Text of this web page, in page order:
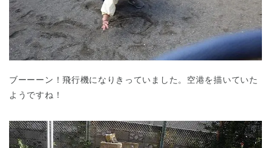
ブーーーン！飛行機になりきっていました。空港を描いていた
ようですね！